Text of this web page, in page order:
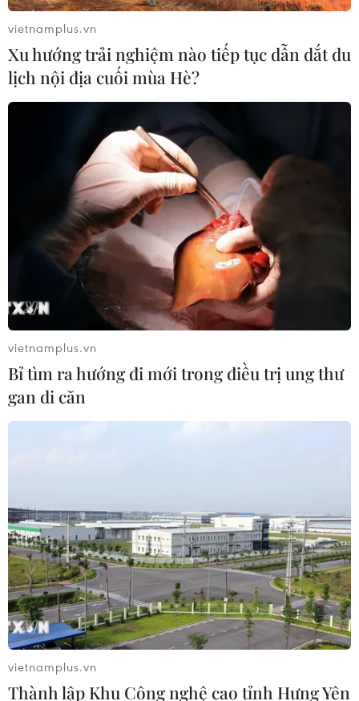
TIN CÙNG CHUYÊN MỤC
Liên hợp quốc kêu gọi chấm dứt tấn
công dân thường trong xung đột
Nga-Ukraine
07/08/2026 04:29
Chính sách nhà ở của nước Anh -
Góc tham chiếu cho Việt Nam
07/08/2026 04:08
07/08/2026 04:05
Nga thoái vốn nhà nước khỏi Sân bay
Quốc tế Sheremetyevo
07/08/2026 00:22
vietnamplus.vn
Xu hướng trải nghiệm nào tiếp tục dẫn dắt du
lịch nội địa cuối mùa Hè?
vietnamplus.vn
Bỉ tìm ra hướng đi mới trong điều trị ung thư
gan di căn
vietnamplus.vn
Thành lập Khu Công nghệ cao tỉnh Hưng Yên